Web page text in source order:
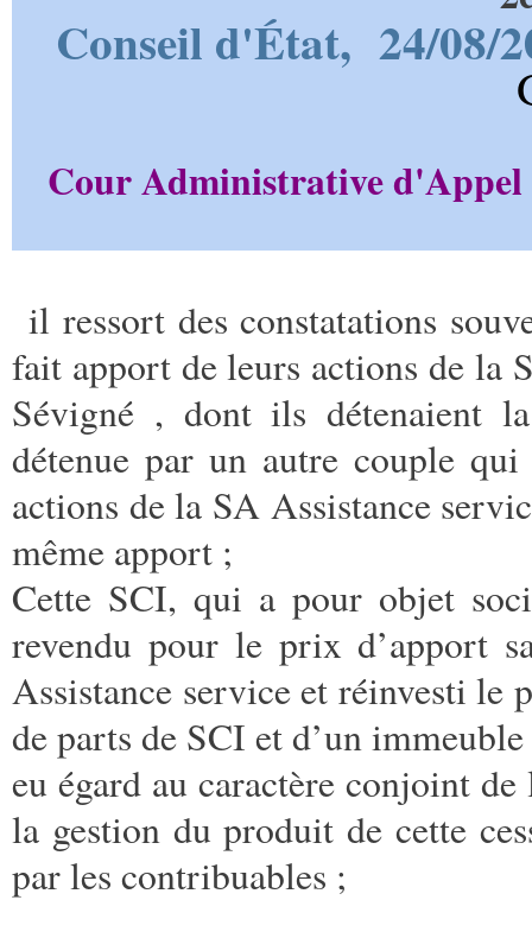
Conseil d'État, 24/08/
Cour Administrative d'Appel
il ressort des constatations
fait apport de leurs actions de la
Sévigné , dont ils détenaient
détenue par un autre couple qui
actions de la SA Assistance
même apport ;
Cette SCI, qui a pour objet
revendu pour le prix d’apport
Assistance service et réinvesti le
de parts de SCI et d’un
eu égard au caractère conjoint
la gestion du produit de cette
par les contribuables ;